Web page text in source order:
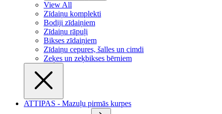
View All
Zīdaiņu komplekti
Bodiji zīdaiņiem
Zīdaiņu rāpuļi
Bikses zīdaiņiem
Zīdaiņu cepures, šalles un cimdi
Zeķes un zeķbikses bērniem
ATTIPAS - Mazuļu pirmās kurpes